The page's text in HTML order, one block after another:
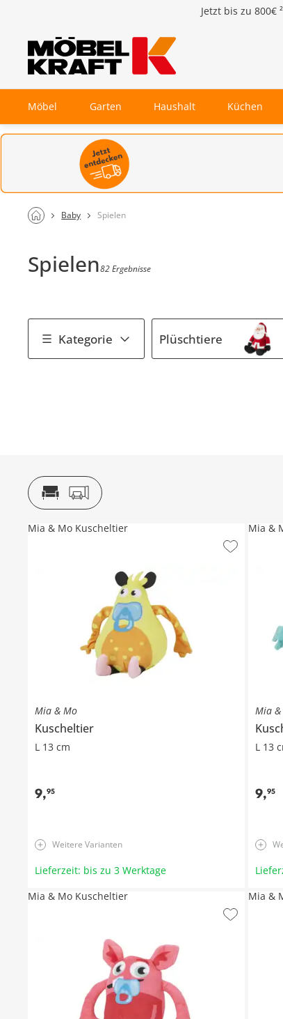
Jetzt bis zu 800€ ²
Möbel Garten Haushalt Küchen
Baby Spielen
Spielen82 Ergebnisse
Kategorie Plüschtiere
Mia & Mo
Kuscheltier
L 13 cm
9,95
Mia & Mo Kuscheltier
Weitere Varianten
Lieferzeit: bis zu 3 Werktage
Mia
L 13
9,95
Mia &
Mia & Mo Kuscheltier Mia &